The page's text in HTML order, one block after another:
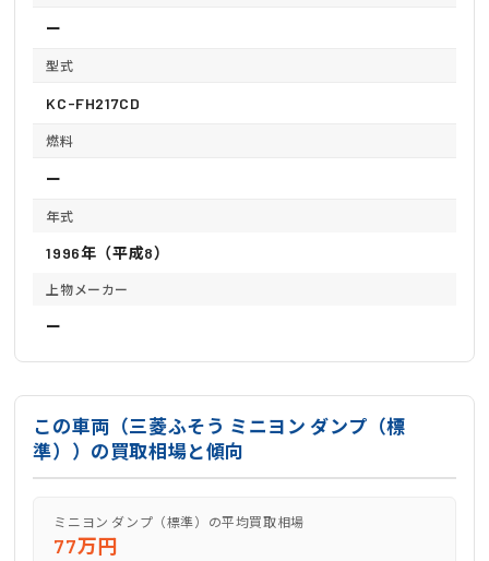
ー
型式
KC-FH217CD
燃料
ー
年式
1996年（平成8）
上物メーカー
ー
この車両（三菱ふそう ミニヨン ダンプ（標
準））の買取相場と傾向
ミニヨン ダンプ（標準）の平均買取相場
77万円